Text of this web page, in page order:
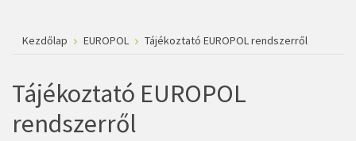
Kezdőlap EUROPOL Tájékoztató EUROPOL rendszerről
Tájékoztató EUROPOL
rendszerről